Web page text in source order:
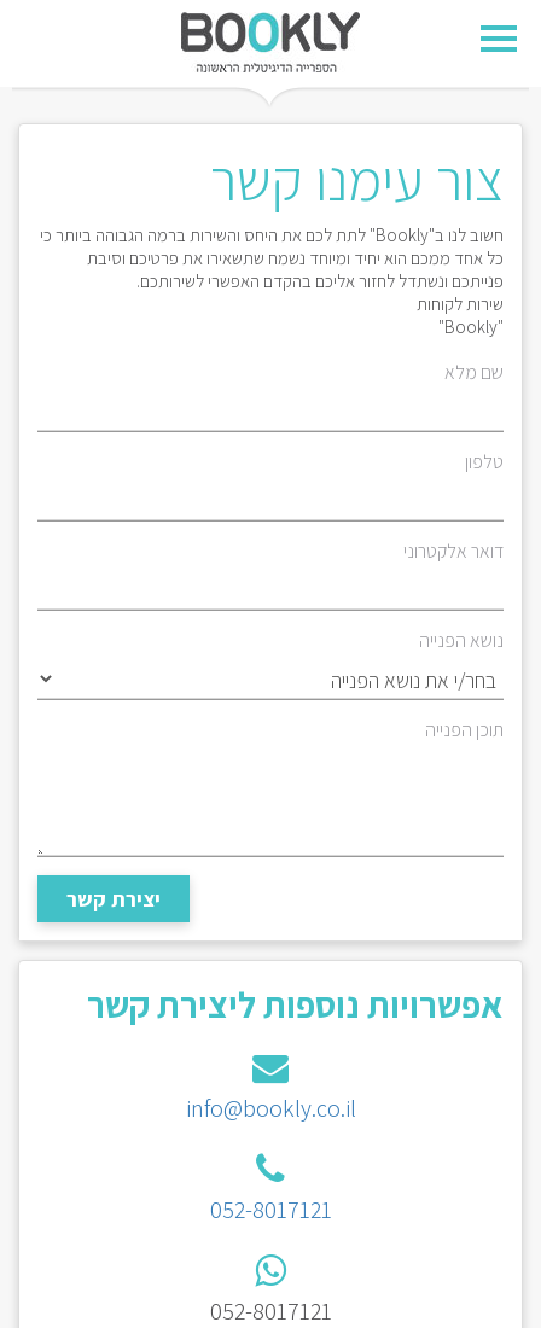
צור עימנו קשר
חשוב לנו ב"Bookly" לתת לכם את היחס והשירות ברמה הגבוהה ביותר כי
כל אחד ממכם הוא יחיד ומיוחד נשמח שתשאירו את פרטיכם וסיבת
פנייתכם ונשתדל לחזור אליכם בהקדם האפשרי לשירותכם.
שירות לקוחות
"Bookly"
שם מלא
טלפון
דואר אלקטרוני
נושא הפנייה
תוכן הפנייה
יצירת קשר
אפשרויות נוספות ליצירת קשר
info@bookly.co.il
052-8017121
052-8017121